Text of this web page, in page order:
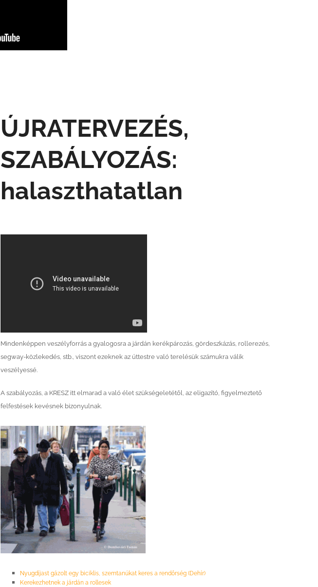
ÚJRATERVEZÉS,
SZABÁLYOZÁS:
halaszthatatlan
Mindenképpen veszélyforrás a gyalogosra a járdán kerékpározás, gördeszkázás, rollerezés,
segway-közlekedés, stb., viszont ezeknek az úttestre való terelésük számukra válik
veszélyessé.
A szabályozás, a KRESZ itt elmarad a való élet szükségeletétől, az eligazító, figyelmeztető
felfestések kevésnek bizonyulnak.
Nyugdíjast gázolt egy biciklis, szemtanúkat keres a rendőrség (Dehír)
Kerekezhetnek a járdán a rollesek